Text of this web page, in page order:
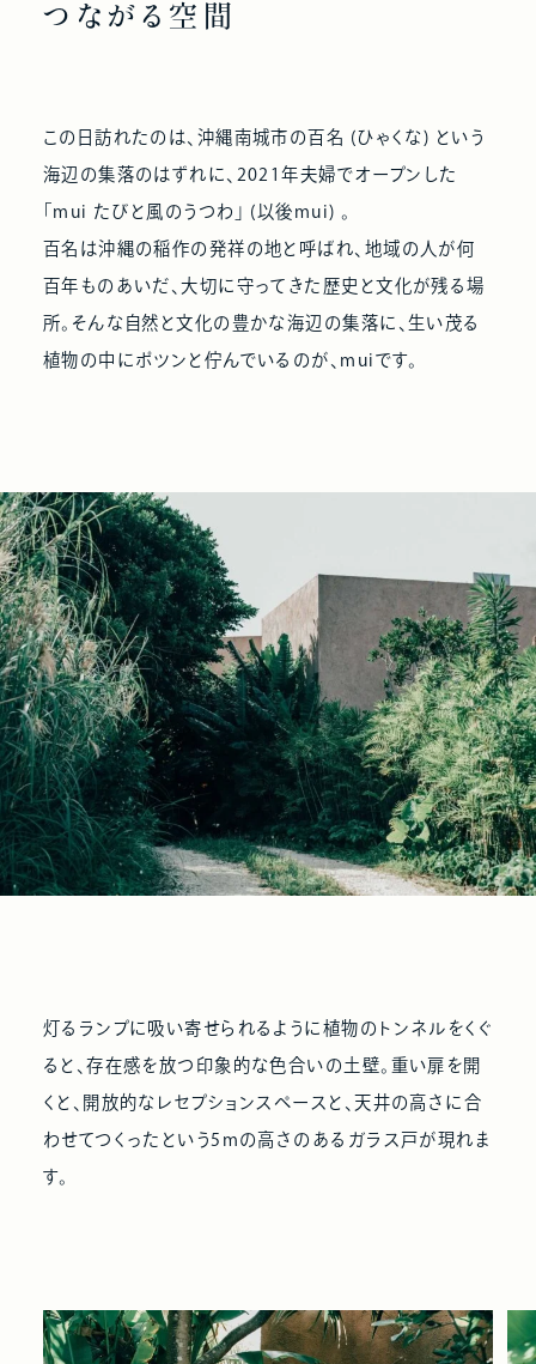
つながる空間
この日訪れたのは、沖縄南城市の百名 (ひゃくな) という
海辺の集落のはずれに、2021年夫婦でオープンした
「mui たびと風のうつわ」 (以後mui) 。
百名は沖縄の稲作の発祥の地と呼ばれ、地域の人が何
百年ものあいだ、大切に守ってきた歴史と文化が残る場
所。そんな自然と文化の豊かな海辺の集落に、生い茂る
植物の中にポツンと佇んでいるのが、muiです。
灯るランプに吸い寄せられるように植物のトンネルをくぐ
ると、存在感を放つ印象的な色合いの土壁。重い扉を開
くと、開放的なレセプションスペースと、天井の高さに合
わせてつくったという5mの高さのあるガラス戸が現れま
す。